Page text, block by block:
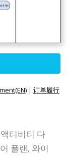
| 订单履行
티비티 다
플랜, 와이